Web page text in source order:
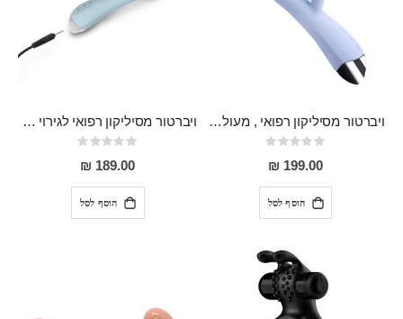
ויברטור מסיליקון רפואי , מעולה למתחילים, בעל 10 מצבי רטט , נטען GINI
Rating:
0%
199.00 ₪
הוסף לסל
ויברטור מסיליקון רפואי לגירוי נקודת ה-ג FOX
Rating:
0%
189.00 ₪
הוסף לסל